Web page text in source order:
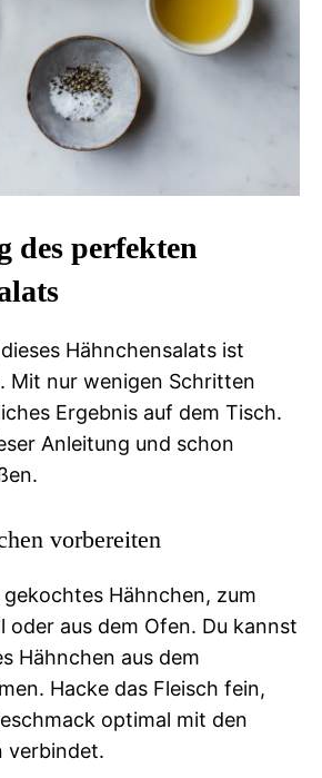
des perfekten
Hähnchensalats ist
Mit nur wenigen Schritten
Ergebnis auf dem Tisch.
Anleitung und schon
vorbereiten
Hähnchen, zum
oder aus dem Ofen. Du kannst
Hähnchen aus dem
Hacke das Fleisch fein,
optimal mit den
verbindet.